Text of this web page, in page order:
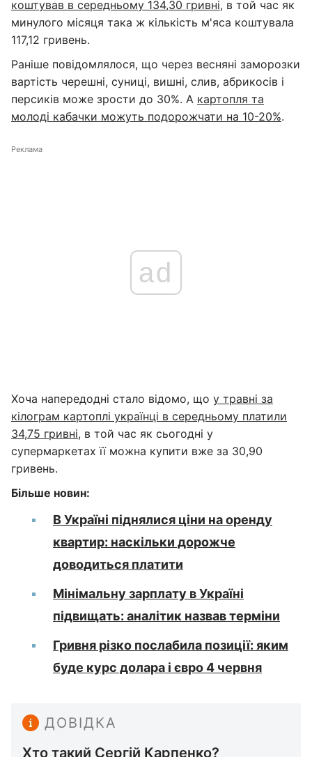
коштував в середньому 134,30 гривні, в той час як
минулого місяця така ж кількість м'яса коштувала
117,12 гривень.
Раніше повідомлялося, що через весняні заморозки
вартість черешні, суниці, вишні, слив, абрикосів і
персиків може зрости до 30%. А картопля та
молоді кабачки можуть подорожчати на 10-20%.
Реклама
ad
Хоча напередодні стало відомо, що у травні за
кілограм картоплі українці в середньому платили
34,75 гривні, в той час як сьогодні у
супермаркетах її можна купити вже за 30,90
гривень.
Більше новин:
В Україні піднялися ціни на оренду
квартир: наскільки дорожче
доводиться платити
Мінімальну зарплату в Україні
підвищать: аналітик назвав терміни
Гривня різко послабила позиції: яким
буде курс долара і євро 4 червня
ДОВІДКА
Хто такий Сергій Карпенко?